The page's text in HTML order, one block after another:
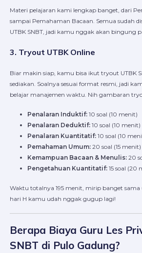
Materi pelajaran kami lengkap banget, dari
sampai Pemahaman Bacaan. Semua sudah
UTBK SNBT, jadi kamu nggak akan bingung
3. Tryout UTBK Online
Biar makin siap, kamu bisa ikut tryout UTBK
sediakan. Soalnya sesuai format resmi, jadi
belajar manajemen waktu. Nih gambaran
Penalaran Induktif: 10 soal (10 menit)
Penalaran Deduktif: 10 soal (10 menit)
Penalaran Kuantitatif: 10 soal (10
Pemahaman Umum: 20 soal (15 menit)
Kemampuan Bacaan & Menulis: 20
Pengetahuan Kuantitatif: 15 soal (20
Waktu totalnya 195 menit, mirip banget sama
hari H kamu udah nggak gugup lagi!
Berapa Biaya Guru Les
SNBT di Pulo Gadung?